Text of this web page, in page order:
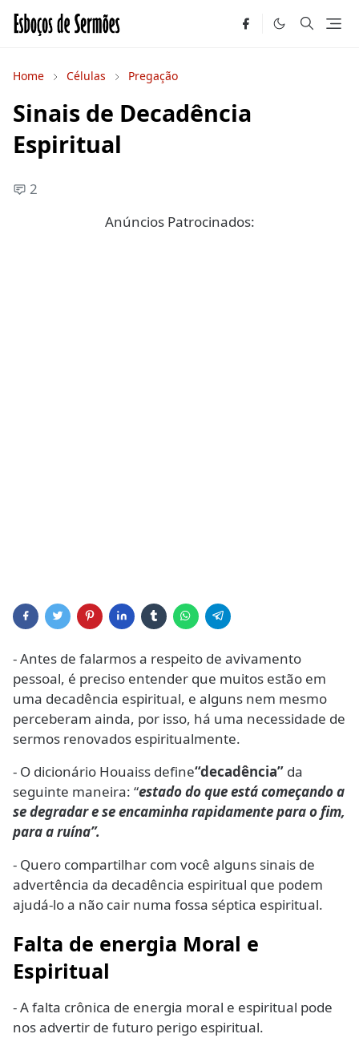
Home Células Pregação
Sinais de Decadência
Espiritual
2
Anúncios Patrocinados:
- Antes de falarmos a respeito de avivamento
pessoal, é preciso entender que muitos estão em
uma decadência espiritual, e alguns nem mesmo
perceberam ainda, por isso, há uma necessidade de
sermos renovados espiritualmente.
- O dicionário Houaiss define“decadência” da
seguinte maneira: “estado do que está começando a
se degradar e se encaminha rapidamente para o fim,
para a ruína”.
- Quero compartilhar com você alguns sinais de
advertência da decadência espiritual que podem
ajudá-lo a não cair numa fossa séptica espiritual.
Falta de energia Moral e
Espiritual
- A falta crônica de energia moral e espiritual pode
nos advertir de futuro perigo espiritual.